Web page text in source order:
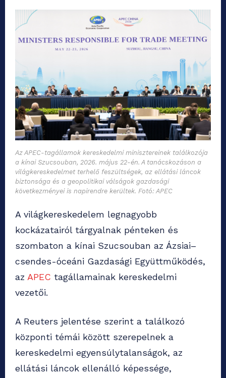
Az APEC-tagállamok kereskedelmi minisztereinek találkozója
a kínai Szucsouban, 2026. május 22-én. A tanácskozáson a
világkereskedelmet terhelő feszültségek, az ellátási láncok
biztonsága és a geopolitikai válságok gazdasági
következményei is napirendre kerültek. Fotó: APEC
A világkereskedelem legnagyobb
kockázatairól tárgyalnak pénteken és
szombaton a kínai Szucsouban az Ázsiai–
csendes-óceáni Gazdasági Együttműködés,
az APEC tagállamainak kereskedelmi
vezetői.
A Reuters jelentése szerint a találkozó
központi témái között szerepelnek a
kereskedelmi egyensúlytalanságok, az
ellátási láncok ellenálló képessége,